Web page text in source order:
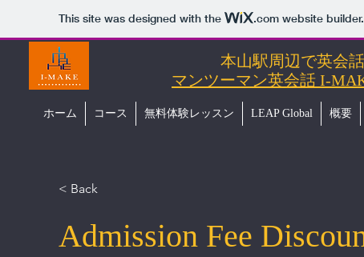
This site was designed with the .comwebsite
ホーム コース 無料体験レッスン LEAP Global 概要
本山駅周辺で英会
マンツーマン英会話 I-
< Back
Admission Fee